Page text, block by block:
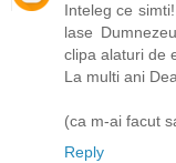
Inteleg ce
lase
clipa alaturi de
La multi ani
(ca m-ai facut
Reply